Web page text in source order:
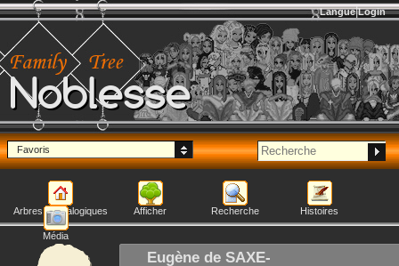
Noblesse
Langue Login
Favoris
Arbres généalogiques Afficher Recherche Histoires
Média
Eugène de SAXE-